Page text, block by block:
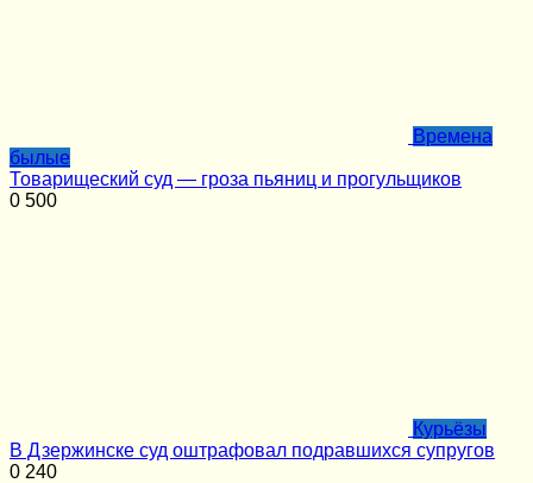
Времена
былые
Товарищеский суд — гроза пьяниц и прогульщиков
0 500
Курьёзы
В Дзержинске суд оштрафовал подравшихся супругов
0 240